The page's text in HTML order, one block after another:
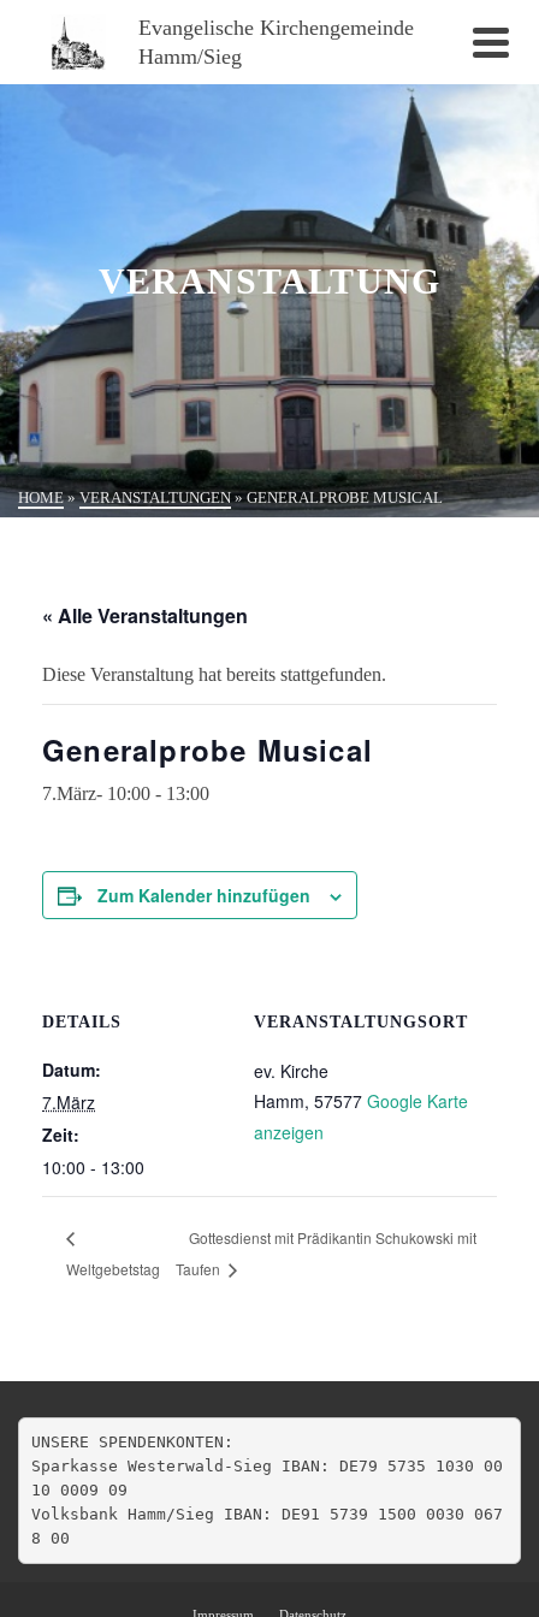
Evangelische Kirchengemeinde
Hamm/Sieg
VERANSTALTUNG
HOME » VERANSTALTUNGEN » GENERALPROBE MUSICAL
« Alle Veranstaltungen
Diese Veranstaltung hat bereits stattgefunden.
Generalprobe Musical
7.März- 10:00 - 13:00
Zum Kalender hinzufügen
DETAILS
Datum:
7.März
Zeit:
10:00 - 13:00
VERANSTALTUNGSORT
ev. Kirche
Hamm, 57577 Google Karte
anzeigen
Weltgebetstag
Gottesdienst mit Prädikantin Schukowski mit
Taufen
UNSERE SPENDENKONTEN:
Sparkasse Westerwald-Sieg IBAN: DE79 5735 1030 00
10 0009 09
Volksbank Hamm/Sieg IBAN: DE91 5739 1500 0030 067
8 00